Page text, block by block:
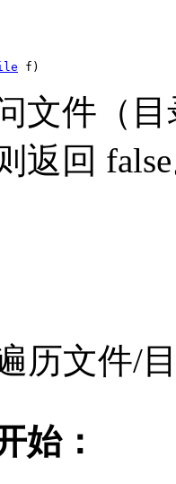
f)
文件（
返回
历文件/
始：